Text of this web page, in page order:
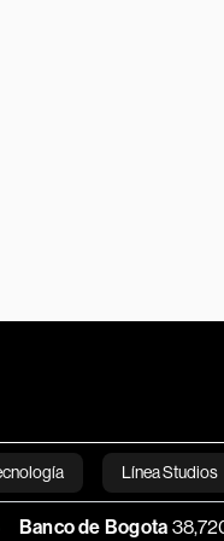
Línea Studios
English
Bogota 38,720.00 -